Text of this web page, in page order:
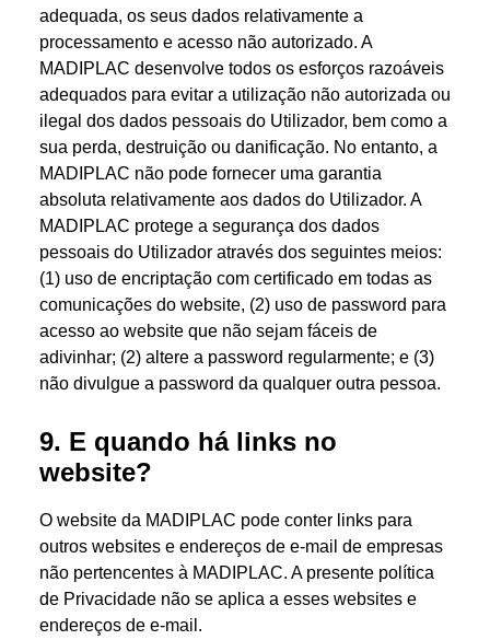
adequada, os seus dados relativamente a
processamento e acesso não autorizado. A
MADIPLAC desenvolve todos os esforços razoáveis
adequados para evitar a utilização não autorizada ou
ilegal dos dados pessoais do Utilizador, bem como a
sua perda, destruição ou danificação. No entanto, a
MADIPLAC não pode fornecer uma garantia
absoluta relativamente aos dados do Utilizador. A
MADIPLAC protege a segurança dos dados
pessoais do Utilizador através dos seguintes meios:
(1) uso de encriptação com certificado em todas as
comunicações do website, (2) uso de password para
acesso ao website que não sejam fáceis de
adivinhar; (2) altere a password regularmente; e (3)
não divulgue a password da qualquer outra pessoa.
9. E quando há links no
website?
O website da MADIPLAC pode conter links para
outros websites e endereços de e-mail de empresas
não pertencentes à MADIPLAC. A presente política
de Privacidade não se aplica a esses websites e
endereços de e-mail.